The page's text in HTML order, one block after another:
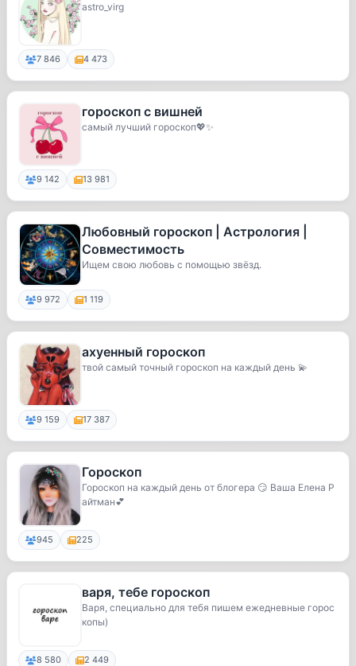
astro_virg
7 846 4 473
гороскоп с вишней
самый лучший гороскоп💖✨
9 142 13 981
Любовный гороскоп | Астрология |
Совместимость
Ищем свою любовь с помощью звёзд.
9 972 1 119
ахуенный гороскоп
твой самый точный гороскоп на каждый день 💫
9 159 17 387
Гороскоп
Гороскоп на каждый день от блогера 😏 Ваша Елена Р
айтман💕
945 225
варя, тебе гороскоп
Варя, специально для тебя пишем ежедневные горос
копы)
8 580 2 449